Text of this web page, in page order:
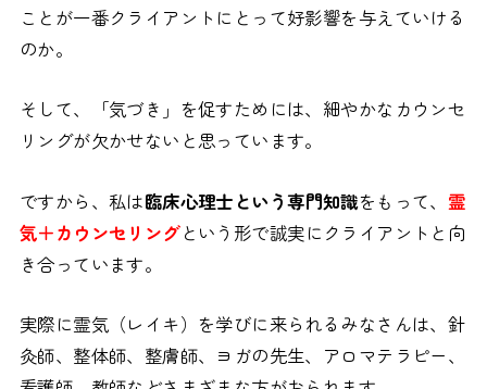
ことが一番クライアントにとって好影響を与えていける
のか。
そして、「気づき」を促すためには、細やかなカウンセ
リングが欠かせないと思っています。
ですから、私は臨床心理士という専門知識をもって、 霊
気＋カウンセリングという形で誠実にクライアントと向
き合っています。
実際に霊気（レイキ）を学びに来られるみなさんは、針
灸師、整体師、整膚師、ヨガの先生、アロマテラピー、